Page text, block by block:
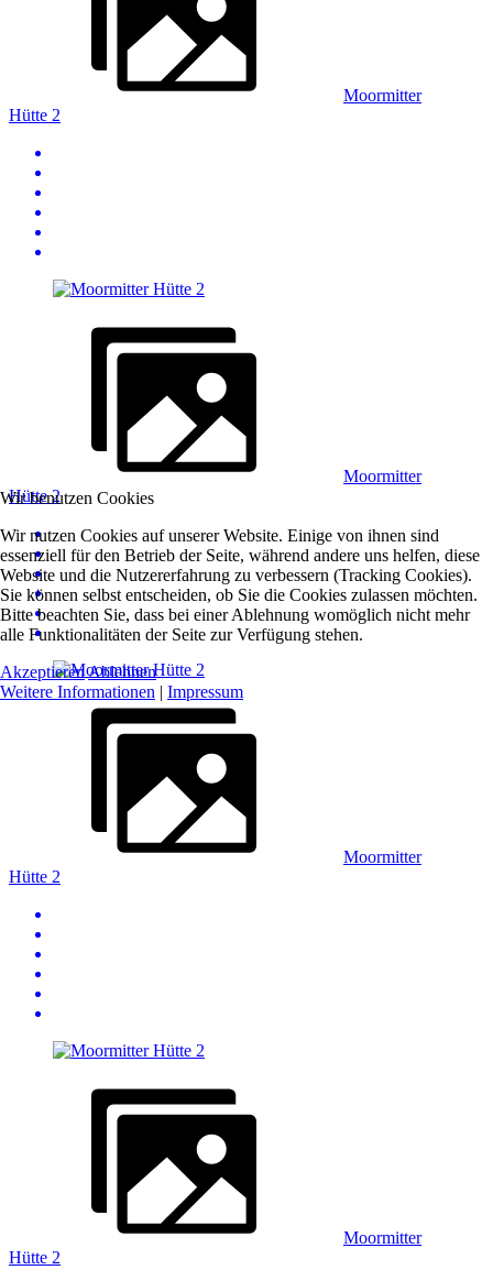
Moormitter
Hütte 2
Moormitter
Hütte 2
Moormitter
Hütte 2
Moormitter
Hütte 2
Wir benutzen Cookies
Wir nutzen Cookies auf unserer Website. Einige von ihnen sind
essenziell für den Betrieb der Seite, während andere uns helfen, diese
Website und die Nutzererfahrung zu verbessern (Tracking Cookies).
Sie können selbst entscheiden, ob Sie die Cookies zulassen möchten.
Bitte beachten Sie, dass bei einer Ablehnung womöglich nicht mehr
alle Funktionalitäten der Seite zur Verfügung stehen.
AkzeptierenAblehnen
Weitere Informationen | Impressum